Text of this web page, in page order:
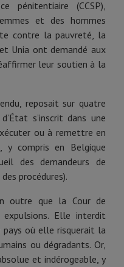
pénitentiaire (CCSP),
et des hommes
contre la pauvreté, la
Unia ont demandé aux
leur soutien à la
reposait sur quatre
s’inscrit dans une
ou à remettre en
y compris en Belgique
des demandeurs de
procédures).
outre que la Cour de
expulsions. Elle interdit
pays où elle risquerait la
ou dégradants. Or,
et indérogeable, y